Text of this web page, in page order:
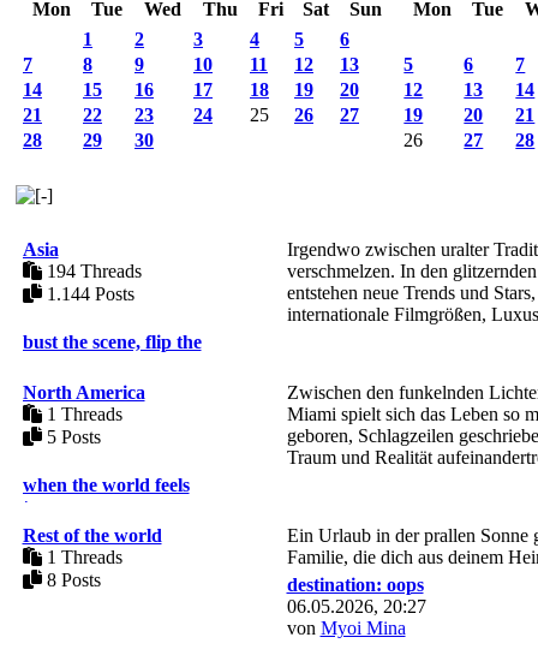
Mon
Tue Wed Thu Fri Sat
Sun
1
2 3 4 5
6
7
8 9 10 11 12
13
14
15 16 17 18 19
20
21
22 23 24 25 26
27
28
29 30
Mon Tue
5 6
7
12
13
14
19
20
21
26
27 28
Asia
194 Threads
1.144 Posts
Irgendwo zwischen uralter
verschmelzen. In den
entstehen neue Trends und
internationale Filmgrößen,
bust the scene, flip the
04.08.2026, 11:34
vonKim Chaehyun
North America
1 Threads
5 Posts
Zwischen den funkelnden
Miami spielt sich das Leben so
geboren, Schlagzeilen
Traum und Realität
when the world feels
too ...
11.06.2026, 11:20
vonElizabeth Olsen
Rest of the world
1 Threads
8 Posts
Ein Urlaub in der prallen Sonne
Familie, die dich aus deinem
destination: oops
06.05.2026, 20:27
von Myoi Mina